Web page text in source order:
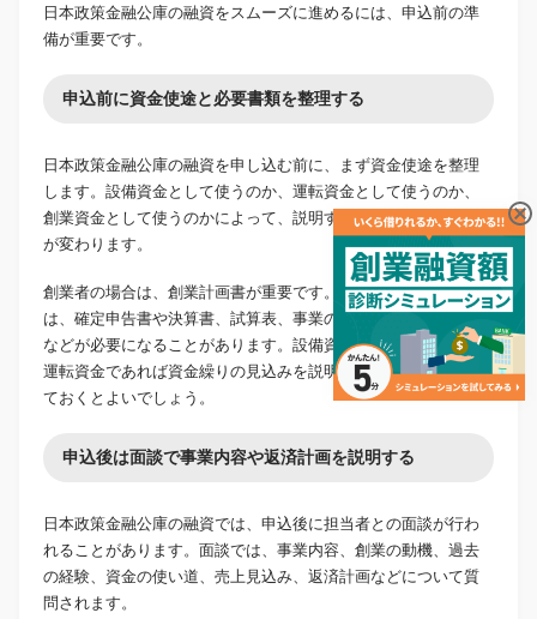
日本政策金融公庫の融資をスムーズに進めるには、申込前の準
備が重要です。
申込前に資金使途と必要書類を整理する
日本政策金融公庫の融資を申し込む前に、まず資金使途を整理
します。設備資金として使うのか、運転資金として使うのか、
創業資金として使うのかによって、説明すべき内容や準備書類
が変わります。
創業者の場合は、創業計画書が重要です。既存事業者の場合
は、確定申告書や決算書、試算表、事業の状況を説明する資料
などが必要になることがあります。設備資金であれば見積書、
運転資金であれば資金繰りの見込みを説明できる資料を準備し
ておくとよいでしょう。
申込後は面談で事業内容や返済計画を説明する
日本政策金融公庫の融資では、申込後に担当者との面談が行わ
れることがあります。面談では、事業内容、創業の動機、過去
の経験、資金の使い道、売上見込み、返済計画などについて質
問されます。